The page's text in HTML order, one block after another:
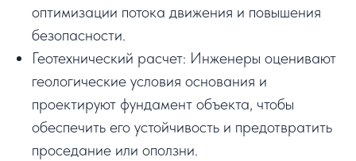
оптимизации потока движения и повышения
безопасности.
Геотехнический расчет: Инженеры оценивают
геологические условия основания и
проектируют фундамент объекта, чтобы
обеспечить его устойчивость и предотвратить
проседание или оползни.